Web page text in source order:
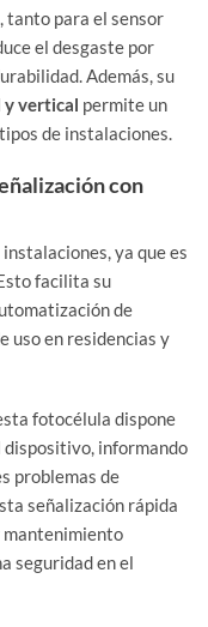
, tanto para el sensor
el desgaste por
Además, su
vertical permite un
de instalaciones.
con
ya que es
Esto facilita su
de
uso en residencias y
fotocélula dispone
dispositivo, informando
problemas de
señalización rápida
mantenimiento
seguridad en el